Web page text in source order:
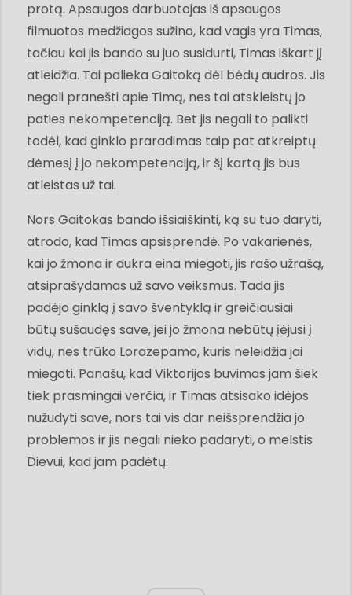
protą. Apsaugos darbuotojas iš apsaugos
filmuotos medžiagos sužino, kad vagis yra Timas,
tačiau kai jis bando su juo susidurti, Timas iškart jį
atleidžia. Tai palieka Gaitoką dėl bėdų audros. Jis
negali pranešti apie Timą, nes tai atskleistų jo
paties nekompetenciją. Bet jis negali to palikti
todėl, kad ginklo praradimas taip pat atkreiptų
dėmesį į jo nekompetenciją, ir šį kartą jis bus
atleistas už tai.
Nors Gaitokas bando išsiaiškinti, ką su tuo daryti,
atrodo, kad Timas apsisprendė. Po vakarienės,
kai jo žmona ir dukra eina miegoti, jis rašo užrašą,
atsiprašydamas už savo veiksmus. Tada jis
padėjo ginklą į savo šventyklą ir greičiausiai
būtų sušaudęs save, jei jo žmona nebūtų įėjusi į
vidų, nes trūko Lorazepamo, kuris neleidžia jai
miegoti. Panašu, kad Viktorijos buvimas jam šiek
tiek prasmingai verčia, ir Timas atsisako idėjos
nužudyti save, nors tai vis dar neišsprendžia jo
problemos ir jis negali nieko padaryti, o melstis
Dievui, kad jam padėtų.